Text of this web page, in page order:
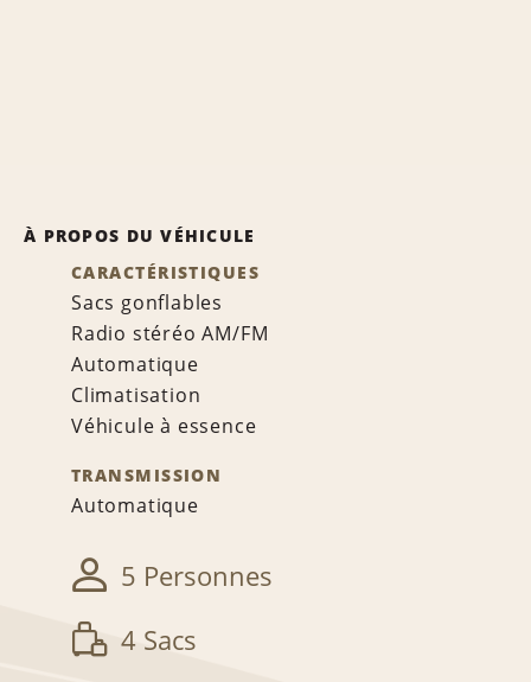
À PROPOS DU VÉHICULE
CARACTÉRISTIQUES
Sacs gonflables
Radio stéréo AM/FM
Automatique
Climatisation
Véhicule à essence
TRANSMISSION
Automatique
5 Personnes
4 Sacs